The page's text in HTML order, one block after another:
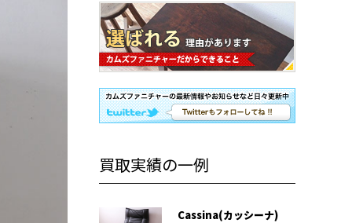
買取実績の一例
Cassina(カッシーナ)